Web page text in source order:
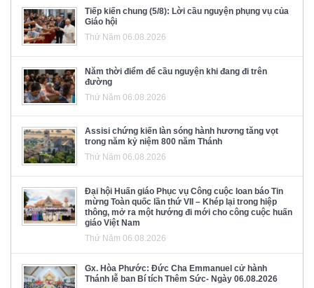
Tiếp kiến chung (5/8): Lời cầu nguyện phụng vụ của
Giáo hội
Thứ Năm 06.08.2026
Năm thời điểm để cầu nguyện khi đang đi trên
đường
Thứ Năm 06.08.2026
Assisi chứng kiến làn sóng hành hương tăng vọt
trong năm kỷ niệm 800 năm Thánh
Thứ Năm 06.08.2026
Đại hội Huấn giáo Phục vụ Công cuộc loan báo Tin
mừng Toàn quốc lần thứ VII – Khép lại trong hiệp
thông, mở ra một hướng đi mới cho công cuộc huấn
giáo Việt Nam
Thứ Năm 06.08.2026
Gx. Hòa Phước: Đức Cha Emmanuel cử hành
Thánh lễ ban Bí tích Thêm Sức- Ngày 06.08.2026